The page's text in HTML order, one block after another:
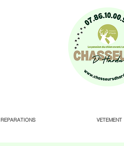
REPARATIONS VETEMENT